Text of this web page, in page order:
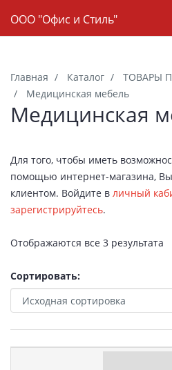
content
Навигация
ООО "Офис и Стиль"
Главная Каталог
ТОВАРЫ
Медицинская мебель
Медицинская
Для того, чтобы иметь
помощью интернет-магазина,
клиентом. Войдите в личный
зарегистрируйтесь.
Отображаются все 3 результата
Сортировать: